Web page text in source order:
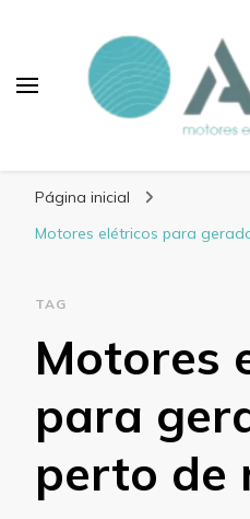
Elétricos
Página inicial
Motores elétricos para
TAG
Motores
para
perto de